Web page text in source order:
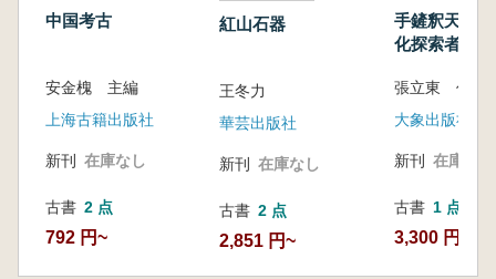
ります。
世界的な中国学者であり、オックスフォード
土無疆』は、この重要な時代に焦点を当て、広
大な時空を超えて選ばれた12の墓葬遺跡を起点
視点から、考古学・歴史学・地理学・生態学・
芸術など多分野の知見を融合させて古代中国を
本書は、古代人の生と死の世界を生き生きと
中国考古
安金槐 主編
上海古籍出版社
新刊 在庫なし
古書 2 点
792 円~
紅山石器
王冬力
華芸出版社
新刊 在庫なし
古書 2 点
2,851 円~
手鏟釈天書
化探索者的
張立東 任飛
大象出版社
新刊 在庫なし
古書 1 点
3,300 円